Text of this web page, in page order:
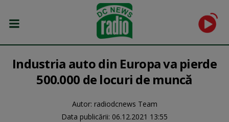
Industria auto din Europa va pierde
500.000 de locuri de muncă
Autor: radiodcnews Team
Data publicării: 06.12.2021 13:55